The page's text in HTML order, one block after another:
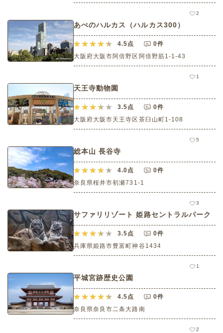
2
あべのハルカス（ハルカス300）
4.5点
0件
大阪府大阪市阿倍野区阿倍野筋1-1-43
1
天王寺動物園
3.5点
0件
大阪府大阪市天王寺区茶臼山町1-108
5
総本山 長谷寺
4.0点
0件
奈良県桜井市初瀬731-1
3
サファリリゾート 姫路セントラルパーク
3.5点
0件
兵庫県姫路市豊富町神谷1434
1
平城宮跡歴史公園
4.5点
0件
奈良県奈良市二条大路南
2